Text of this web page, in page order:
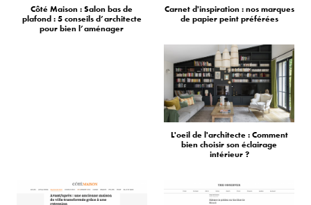
Côté Maison : Salon bas de
plafond : 5 conseils d’architecte
pour bien l’aménager
Carnet d'inspiration : nos marques
de papier peint préférées
L'oeil de l'architecte : Comment
bien choisir son éclairage
intérieur ?